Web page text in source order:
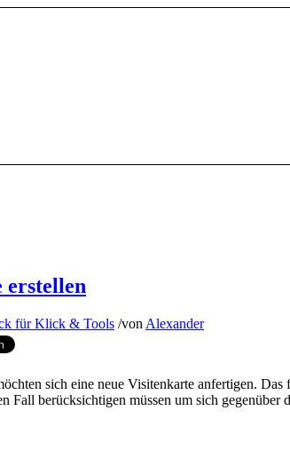
erstellen
für Klick & Tools /von Alexander
sich eine neue Visitenkarte anfertigen.
Fall berücksichtigen müssen um sich gegenüber